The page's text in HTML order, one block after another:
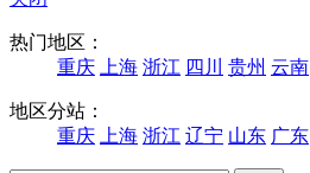
热门地区：
重庆
上海 浙江 四川 贵州 云南
地区分站：
重庆
上海 浙江 辽宁 山东 广东